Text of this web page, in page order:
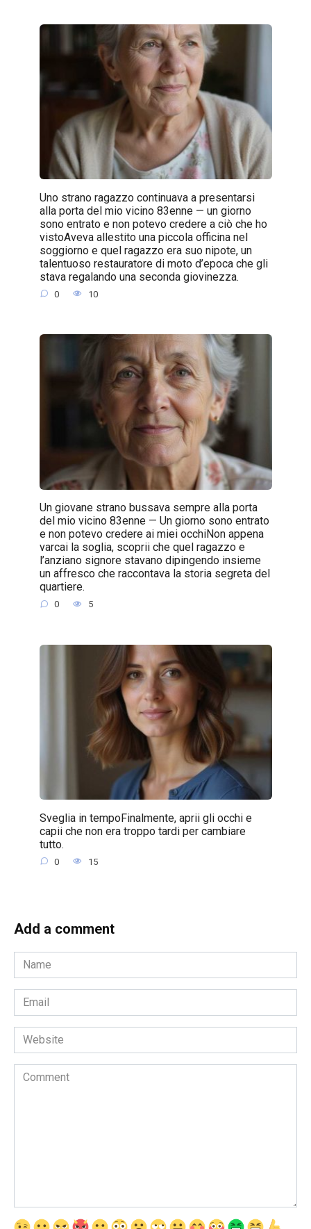
Uno strano ragazzo continuava a presentarsi
alla porta del mio vicino 83enne — un giorno
sono entrato e non potevo credere a ciò che ho
vistoAveva allestito una piccola officina nel
soggiorno e quel ragazzo era suo nipote, un
talentuoso restauratore di moto d’epoca che gli
stava regalando una seconda giovinezza.
0 10
Un giovane strano bussava sempre alla porta
del mio vicino 83enne — Un giorno sono entrato
e non potevo credere ai miei occhiNon appena
varcai la soglia, scoprii che quel ragazzo e
l’anziano signore stavano dipingendo insieme
un affresco che raccontava la storia segreta del
quartiere.
0 5
Sveglia in tempoFinalmente, aprii gli occhi e
capii che non era troppo tardi per cambiare
tutto.
0 15
Add a comment
Name
*
Email
*
Website
Comment